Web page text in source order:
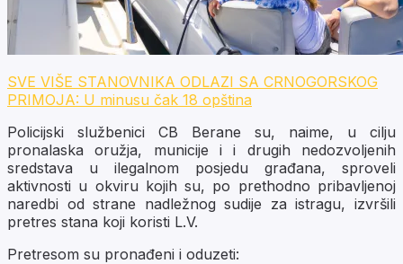
SVE VIŠE STANOVNIKA ODLAZI SA CRNOGORSKOG
PRIMOJA: U minusu čak 18 opština
Policijski službenici CB Berane su, naime, u cilju
pronalaska oružja, municije i i drugih nedozvoljenih
sredstava u ilegalnom posjedu građana, sproveli
aktivnosti u okviru kojih su, po prethodno pribavljenoj
naredbi od strane nadležnog sudije za istragu, izvršili
pretres stana koji koristi L.V.
Pretresom su pronađeni i oduzeti: